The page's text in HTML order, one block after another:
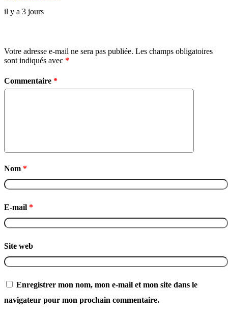
il y a 3 jours
Votre adresse e-mail ne sera pas publiée. Les champs obligatoires
sont indiqués avec *
Commentaire *
Nom *
E-mail *
Site web
Enregistrer mon nom, mon e-mail et mon site dans le
navigateur pour mon prochain commentaire.